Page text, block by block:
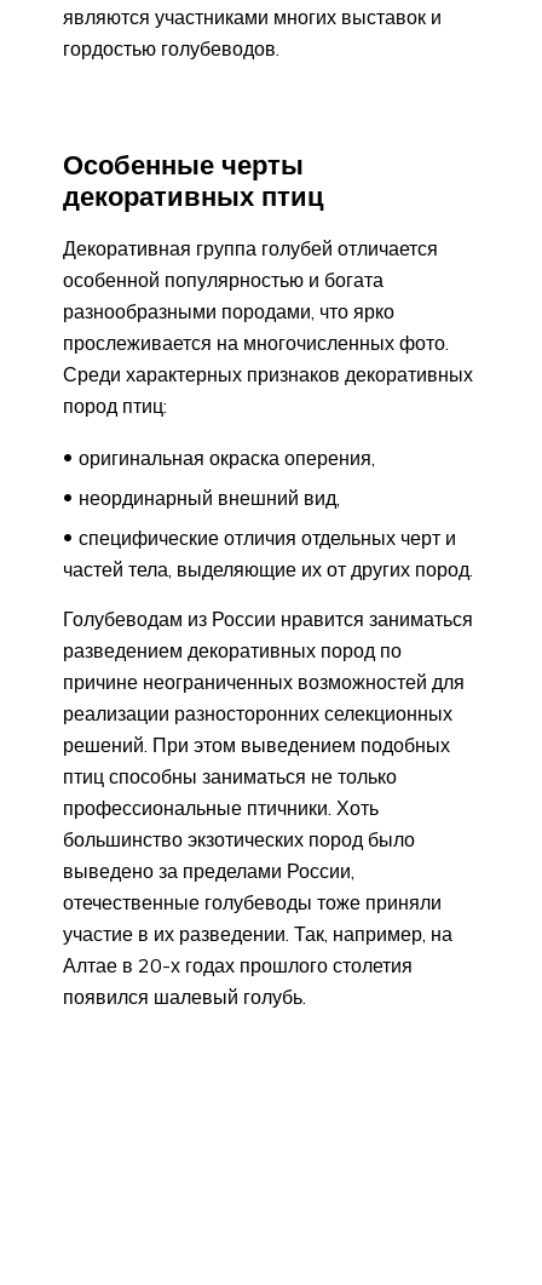
являются участниками многих выставок и
гордостью голубеводов.
Особенные черты
декоративных птиц
Декоративная группа голубей отличается
особенной популярностью и богата
разнообразными породами, что ярко
прослеживается на многочисленных фото.
Среди характерных признаков декоративных
пород птиц:
оригинальная окраска оперения,
неординарный внешний вид,
специфические отличия отдельных черт и
частей тела, выделяющие их от других пород.
Голубеводам из России нравится заниматься
разведением декоративных пород по
причине неограниченных возможностей для
реализации разносторонних селекционных
решений. При этом выведением подобных
птиц способны заниматься не только
профессиональные птичники. Хоть
большинство экзотических пород было
выведено за пределами России,
отечественные голубеводы тоже приняли
участие в их разведении. Так, например, на
Алтае в 20-х годах прошлого столетия
появился шалевый голубь.